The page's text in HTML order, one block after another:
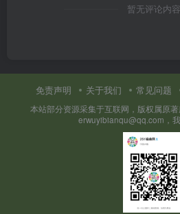
暂无评论内容
免责声明 关于我们 常见问题
本站部分资源采集于互联网，版权属原
erwuyibianqu@qq.com，我